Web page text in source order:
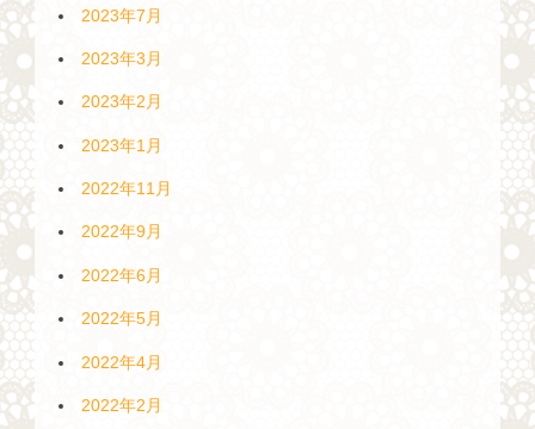
2023年7月
2023年3月
2023年2月
2023年1月
2022年11月
2022年9月
2022年6月
2022年5月
2022年4月
2022年2月